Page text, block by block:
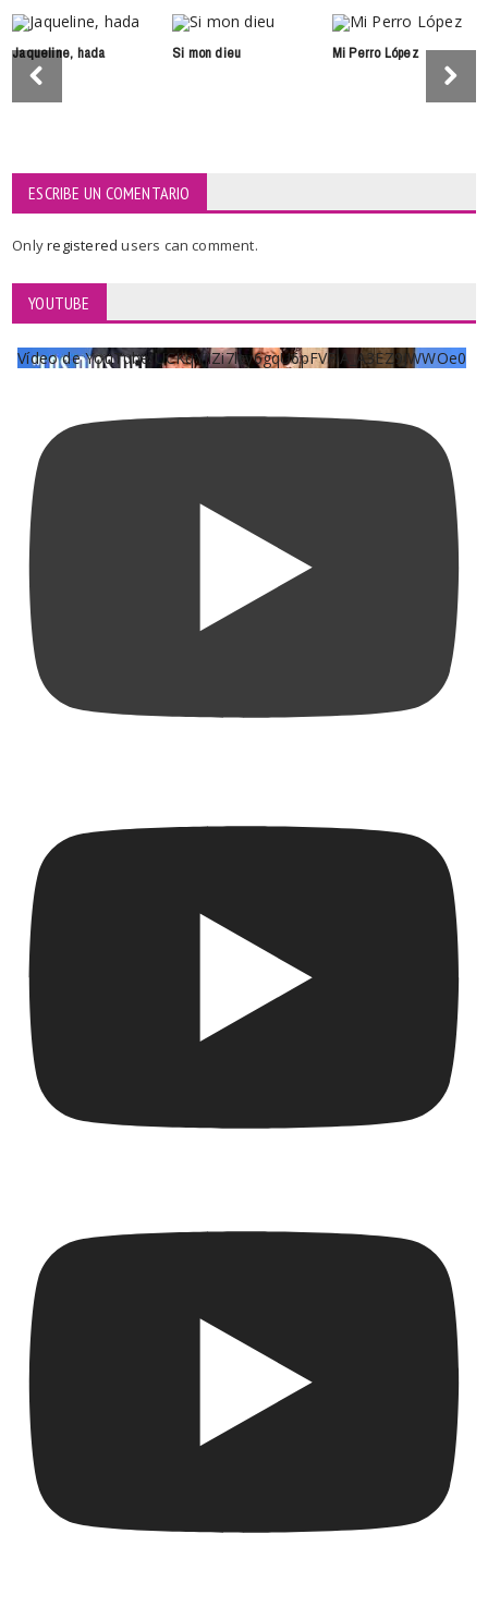
Jaqueline, hada Si mon dieu Mi Perro López
ESCRIBE UN COMENTARIO
Onlyregisteredusers can comment.
YOUTUBE
Vídeo de YouTube UCKqYjiZi7lzy6gqU6pFVFiA_A3EZ9JWWOe0